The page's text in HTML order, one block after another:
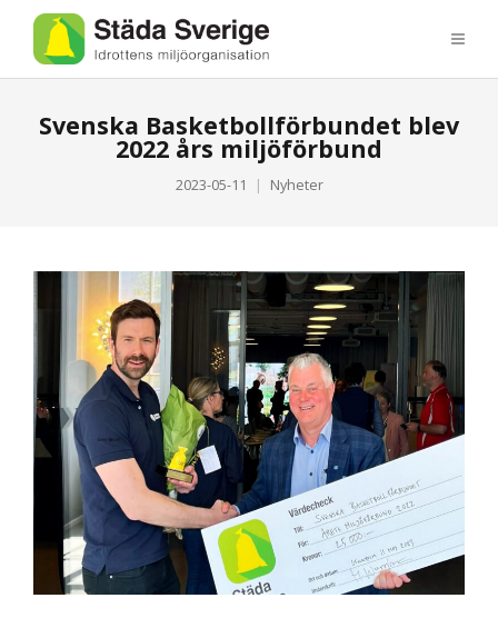
Svenska Basketbollförbundet blev
2022 års miljöförbund
2023-05-11 Nyheter